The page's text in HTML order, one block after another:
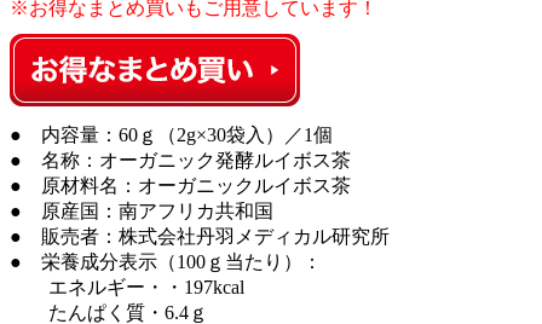
※お得なまとめ買いもご用意しています！
● 内容量：60ｇ（2g×30袋入）／1個
● 名称：オーガニック発酵ルイボス茶
● 原材料名：オーガニックルイボス茶
● 原産国：南アフリカ共和国
● 販売者：株式会社丹羽メディカル研究所
● 栄養成分表示（100ｇ当たり）：
エネルギー・・197kcal
たんぱく質・6.4ｇ